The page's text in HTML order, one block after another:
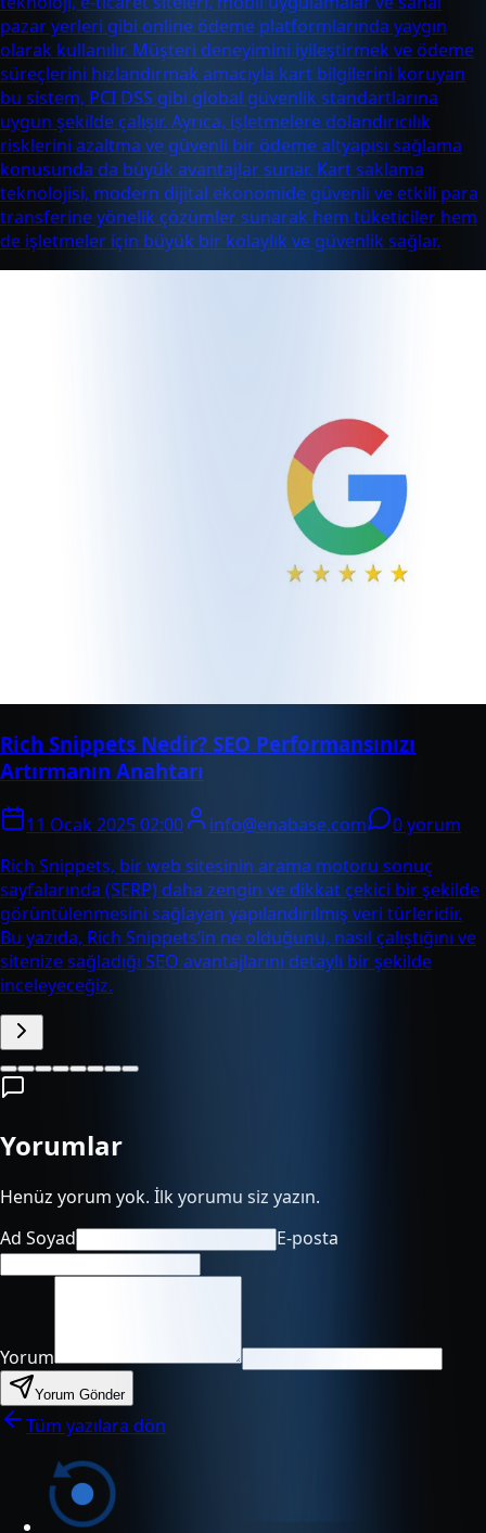
pazar yerleri gibi online ödeme platformlarında yaygın
olarak kullanılır. Müşteri deneyimini iyileştirmek ve ödeme
süreçlerini hızlandırmak amacıyla kart bilgilerini koruyan
bu sistem, PCI DSS gibi global güvenlik standartlarına
uygun şekilde çalışır. Ayrıca, işletmelere dolandırıcılık
risklerini azaltma ve güvenli bir ödeme altyapısı sağlama
konusunda da büyük avantajlar sunar. Kart saklama
teknolojisi, modern dijital ekonomide güvenli ve etkili para
transferine yönelik çözümler sunarak hem tüketiciler hem
de işletmeler için büyük bir kolaylık ve güvenlik sağlar.
Rich Snippets Nedir? SEO Performansınızı
Artırmanın Anahtarı
11 Ocak 2025 02:00 info@enabase.com
0 yorum
Rich Snippets, bir web sitesinin arama motoru sonuç
sayfalarında (SERP) daha zengin ve dikkat çekici bir şekilde
görüntülenmesini sağlayan yapılandırılmış veri türleridir.
Bu yazıda, Rich Snippets’in ne olduğunu, nasıl çalıştığını ve
sitenize sağladığı SEO avantajlarını detaylı bir şekilde
inceleyeceğiz.
Yorumlar
Henüz yorum yok. İlk yorumu siz yazın.
Ad Soyad
E-posta
Yorum
Yorum Gönder
Tüm yazılara dön